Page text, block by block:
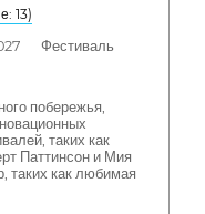
13)
Фестиваль
побережья,
таких как
Паттинсон и Мия
таких как любимая